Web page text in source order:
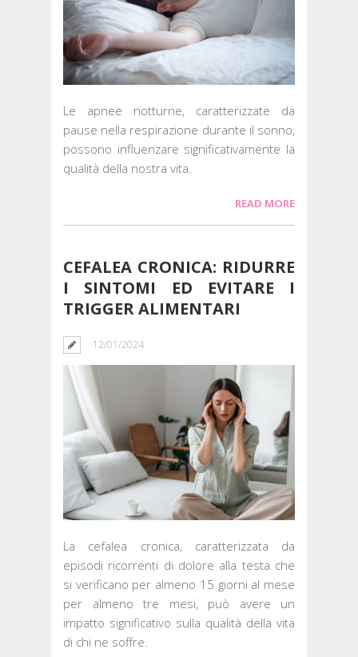
Le apnee notturne, caratterizzate da
pause nella respirazione durante il sonno,
possono influenzare significativamente la
qualità della nostra vita.
READ MORE
CEFALEA CRONICA: RIDURRE
I SINTOMI ED EVITARE I
TRIGGER ALIMENTARI
12/01/2024
La cefalea cronica, caratterizzata da
episodi ricorrenti di dolore alla testa che
si verificano per almeno 15 giorni al mese
per almeno tre mesi, può avere un
impatto significativo sulla qualità della vita
di chi ne soffre.